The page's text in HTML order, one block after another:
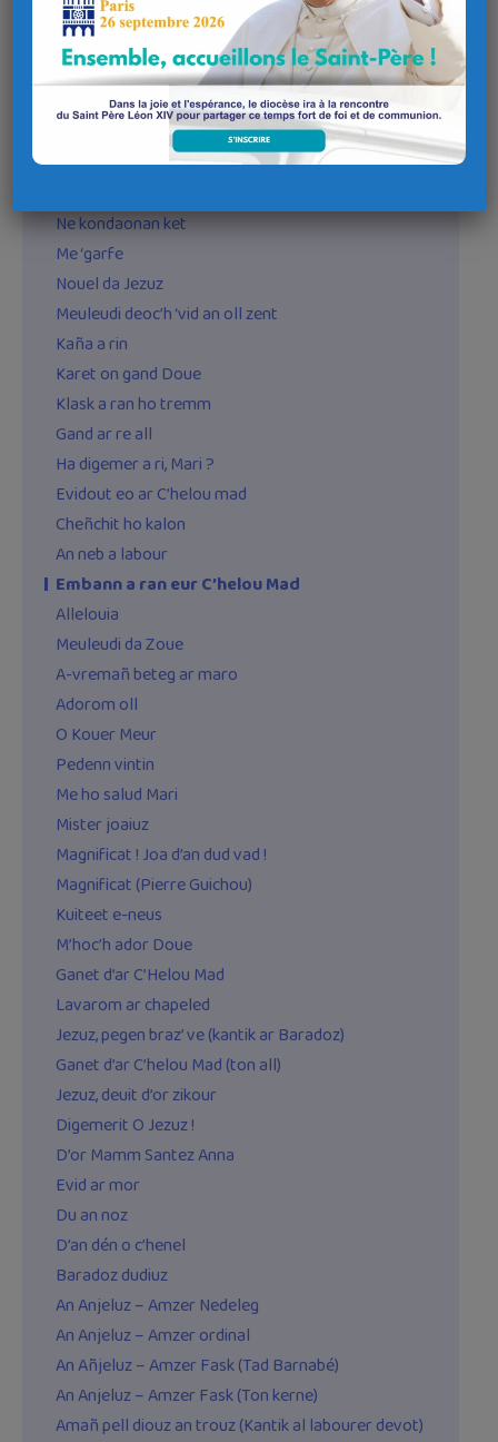
Kantikou Bugale (Cantiques pour les enfants)
Autres kantikou
(Classés sous Buez Kristen)
O na kaer eo !
Ne kondaonan ket
Me ‘garfe
Nouel da Jezuz
Meuleudi deoc’h ‘vid an oll zent
Kaña a rin
Karet on gand Doue
Klask a ran ho tremm
Gand ar re all
Ha digemer a ri, Mari ?
Evidout eo ar C’helou mad
Cheñchit ho kalon
An neb a labour
Embann a ran eur C’helou Mad
Allelouia
Meuleudi da Zoue
A-vremañ beteg ar maro
Adorom oll
O Kouer Meur
Pedenn vintin
Me ho salud Mari
Mister joaiuz
Magnificat ! Joa d’an dud vad !
Magnificat (Pierre Guichou)
Kuiteet e-neus
M’hoc’h ador Doue
Ganet d’ar C’Helou Mad
Lavarom ar chapeled
Jezuz, pegen braz’ ve (kantik ar Baradoz)
Ganet d’ar C’helou Mad (ton all)
Jezuz, deuit d’or zikour
Digemerit O Jezuz !
D’or Mamm Santez Anna
Evid ar mor
Du an noz
D’an dén o c’henel
Baradoz dudiuz
An Anjeluz – Amzer Nedeleg
An Anjeluz – Amzer ordinal
An Añjeluz – Amzer Fask (Tad Barnabé)
An Anjeluz – Amzer Fask (Ton kerne)
Amañ pell diouz an trouz (Kantik al labourer devot)